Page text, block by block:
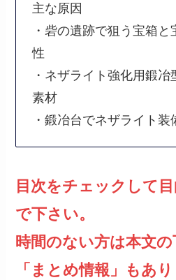
主な原因
・砦の遺跡で狙う宝箱
性
・ネザライト強化用鍛
素材
・鍛冶台でネザライト
目次をチェックして
で下さい。
時間のない方は本文
「まとめ情報」もあり